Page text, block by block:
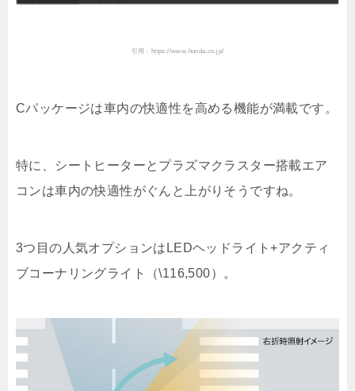
引用：https://www.honda.co.jp/
Cパッケージは車内の快適性を高める機能が満載です。
特に、シートヒーターとプラズマクラスター搭載エア
コンは車内の快適性がぐんと上がりそうですね。
3つ目の人気オプションはLEDヘッドライト+アクティ
ブコーナリングライト（\116,500）。